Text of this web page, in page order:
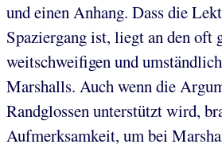
und einen Anhang. Dass die
Spaziergang ist, liegt an den oft
weitschweifigen und
Marshalls. Auch wenn die
Randglossen unterstützt wird,
Aufmerksamkeit, um bei